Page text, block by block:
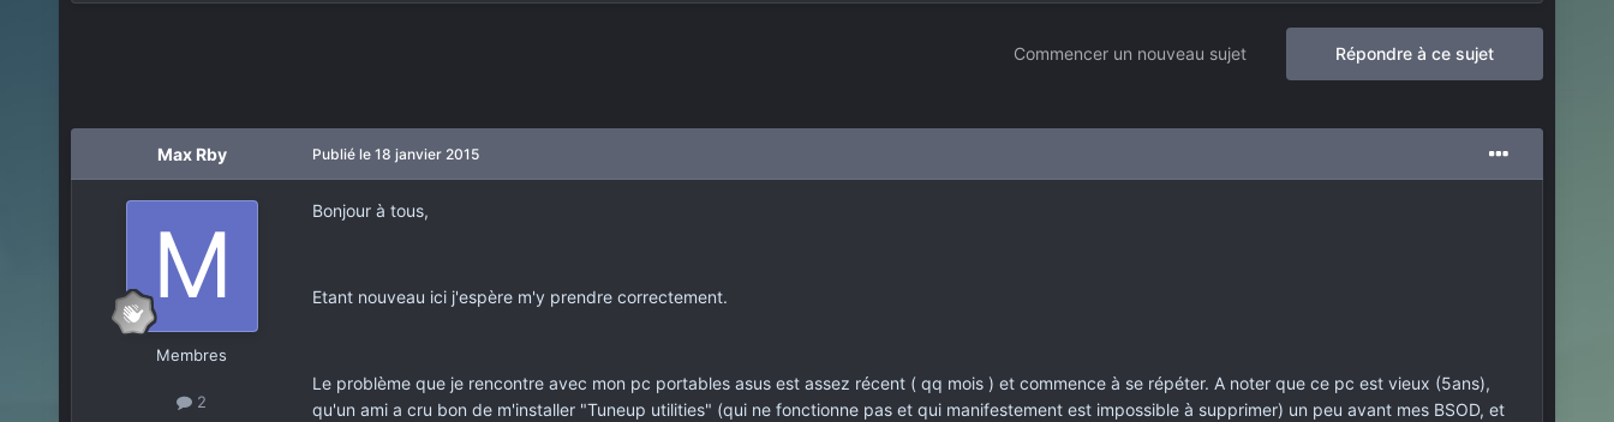
Répondre à ce sujet
Commencer un nouveau sujet
Max Rby
Membres
2
Publié le 18 janvier 2015
Bonjour à tous,
Etant nouveau ici j'espère m'y prendre correctement.
Le problème que je rencontre avec mon pc portables asus est assez récent ( qq mois ) et commence à se répéter. A noter que ce pc est vieux (5ans),
qu'un ami a cru bon de m'installer "Tuneup utilities" (qui ne fonctionne pas et qui manifestement est impossible à supprimer) un peu avant mes BSOD, et